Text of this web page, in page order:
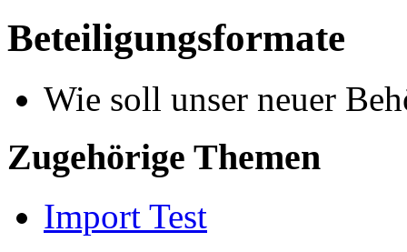
Beteiligungsformate
Wie soll unser neuer
Zugehörige Themen
Import Test